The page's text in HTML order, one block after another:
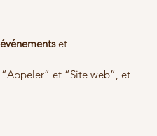
événements et
et “Site web”, et